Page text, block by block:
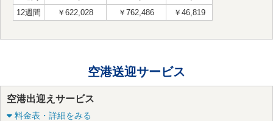
12週間
￥622,028 ￥762,486 ￥46,819
空港送迎サービス
空港出迎えサービス
料金表・詳細をみる